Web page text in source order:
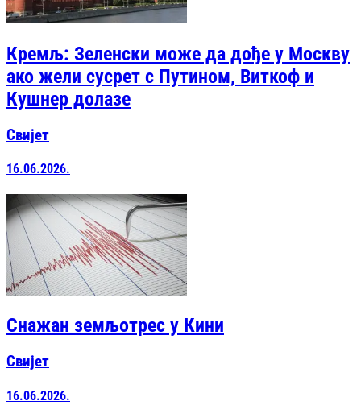
Кремљ: Зеленски може да дође у Москву
ако жели сусрет с Путином, Виткоф и
Кушнер долазе
Свијет
16.06.2026.
Снажан земљотрес у Кини
Свијет
16.06.2026.